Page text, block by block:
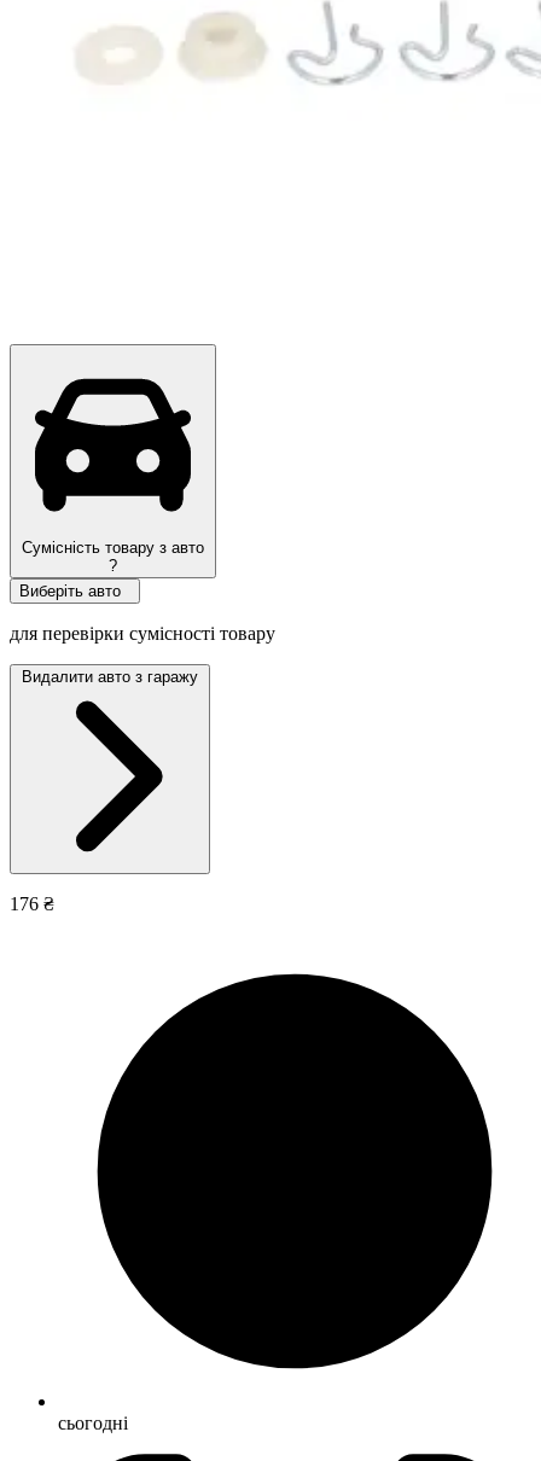
Сумісність товару з авто
?
Виберіть авто
для перевірки сумісності товару
Видалити авто з гаражу
176 ₴
сьогодні